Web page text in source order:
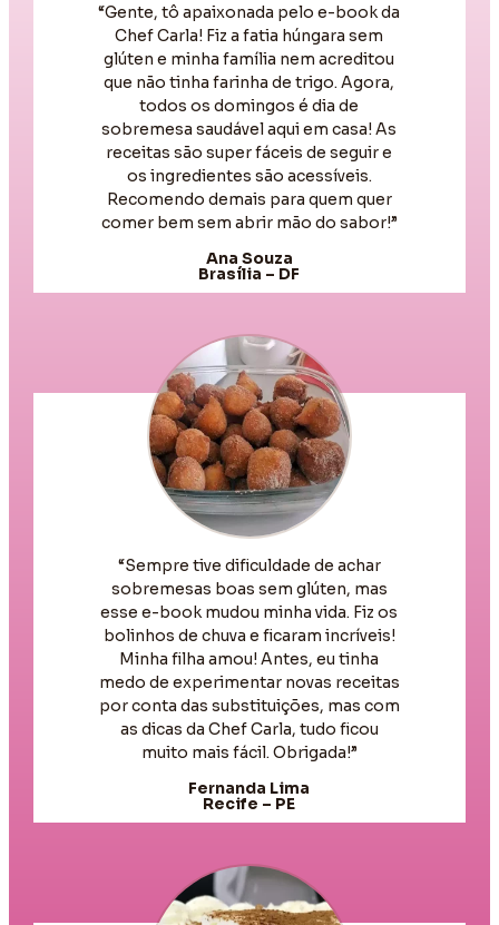
“Gente, tô apaixonada pelo e-book da
Chef Carla! Fiz a fatia húngara sem
glúten e minha família nem acreditou
que não tinha farinha de trigo. Agora,
todos os domingos é dia de
sobremesa saudável aqui em casa! As
receitas são super fáceis de seguir e
os ingredientes são acessíveis.
Recomendo demais para quem quer
comer bem sem abrir mão do sabor!”
Ana Souza
Brasília – DF
“Sempre tive dificuldade de achar
sobremesas boas sem glúten, mas
esse e-book mudou minha vida. Fiz os
bolinhos de chuva e ficaram incríveis!
Minha filha amou! Antes, eu tinha
medo de experimentar novas receitas
por conta das substituições, mas com
as dicas da Chef Carla, tudo ficou
muito mais fácil. Obrigada!”
Fernanda Lima
Recife – PE